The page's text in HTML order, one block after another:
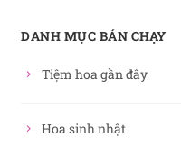
DANH MỤC BÁN CHẠY
Tiệm hoa gần đây
Hoa sinh nhật